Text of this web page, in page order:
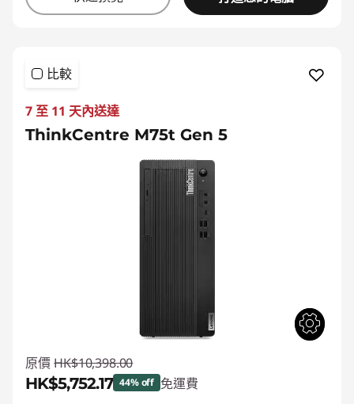
比較
7 至 11 天內送達
ThinkCentre M75t Gen 5
原價 HK$10,398.00
HK$5,752.17 44% off 免運費